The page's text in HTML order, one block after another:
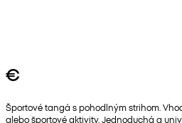
€
Športové tangá s pohodlným strihom.
alebo športové aktivity. Jednoduchá a